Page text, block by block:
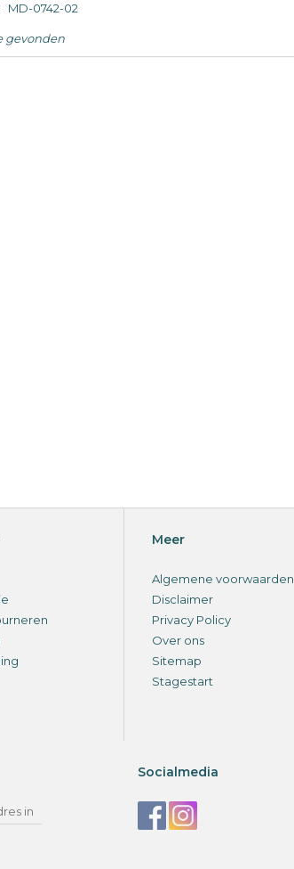
MD-0742-02
gevonden
Meer
Algemene voorwaarden
Disclaimer
Privacy Policy
Over ons
Sitemap
Stagestart
Socialmedia